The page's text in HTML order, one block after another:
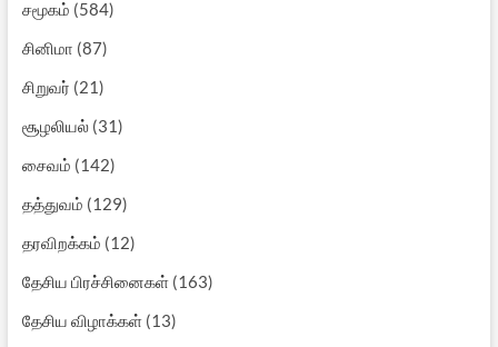
சமூகம் (584)
சினிமா (87)
சிறுவர் (21)
சூழலியல்(31)
சைவம் (142)
தத்துவம் (129)
தரவிறக்கம் (12)
தேசிய பிரச்சினைகள்(163)
தேசிய விழாக்கள்(13)